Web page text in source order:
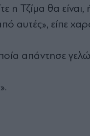
η Τζίμα θα είναι,
αυτές», είπε
απάντησε